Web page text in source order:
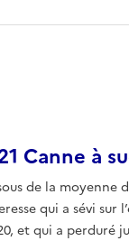
Canne à
de la moyenne
qui a sévi sur
et qui a perduré